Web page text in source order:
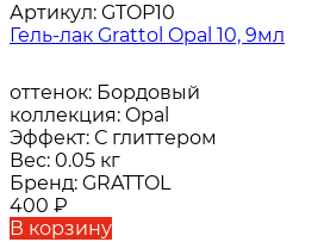
Артикул: GTOP10
Гель-лак Grattol Opal 10, 9мл
оттенок: Бордовый
коллекция: Opal
Эффект: С глиттером
Вес: 0.05 кг
Бренд: GRATTOL
400 ₽
В корзину